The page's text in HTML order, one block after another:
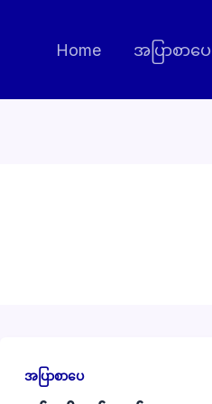
Home အပြာစာပေ
အပြာစာပေ